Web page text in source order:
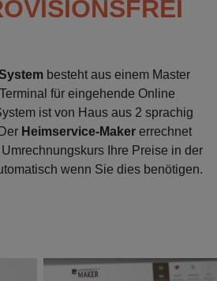
besteht aus einem Master
für eingehende Online
ist von Haus aus 2 sprachig
Heimservice-Maker errechnet
Ihre Preise in der
wenn Sie dies benötigen.